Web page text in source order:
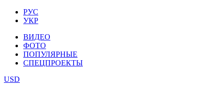
РУС
УКР
ВИДЕО
ФОТО
ПОПУЛЯРНЫЕ
СПЕЦПРОЕКТЫ
USD